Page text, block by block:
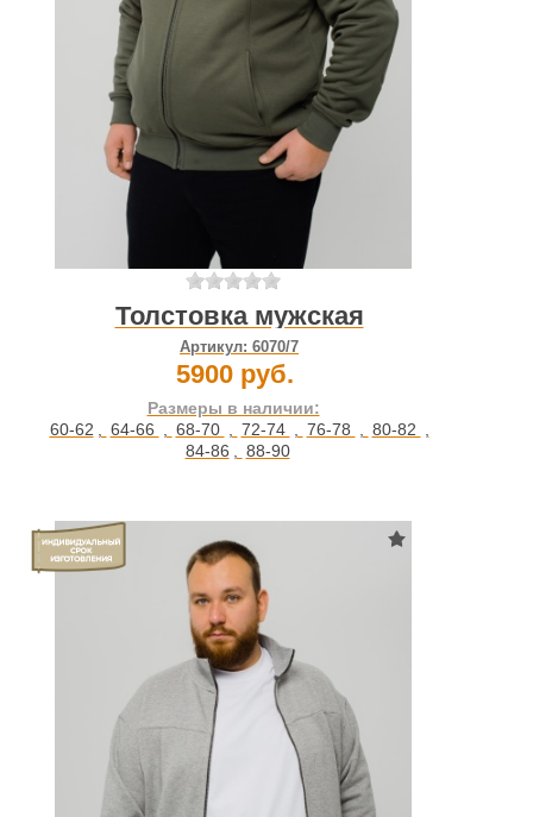
Толстовка мужская
Артикул: 6070/7
5900 руб.
Размеры в наличии:
60-62 , 64-66 , 68-70 , 72-74 , 76-78 , 80-82 ,
84-86 , 88-90